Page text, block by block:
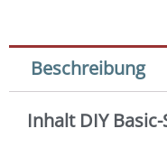
Beschreibung
Inhalt DIY Basic-